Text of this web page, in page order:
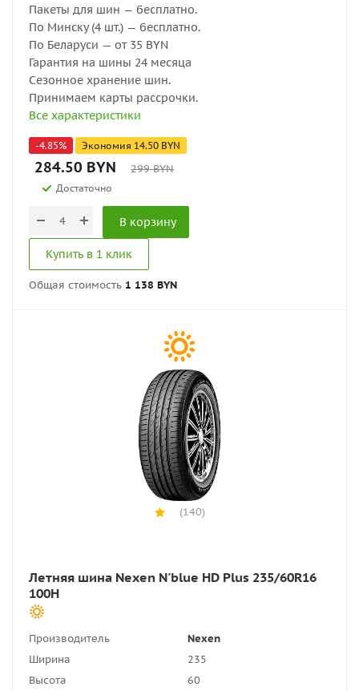
Пакеты для шин — бесплатно.
По Минску (4 шт.) — бесплатно.
По Беларуси — от 35 BYN
Гарантия на шины 24 месяца
Сезонное хранение шин.
Принимаем карты рассрочки.
Все характеристики
-4.85% Экономия 14.50 BYN
284.50 BYN 299BYN
Достаточно
В корзину
Купить в 1 клик
Общая стоимость 1 138 BYN
(140)
Летняя шина Nexen N'blue HD Plus 235/60R16
100H
Производитель
Nexen
Ширина
235
Высота
60